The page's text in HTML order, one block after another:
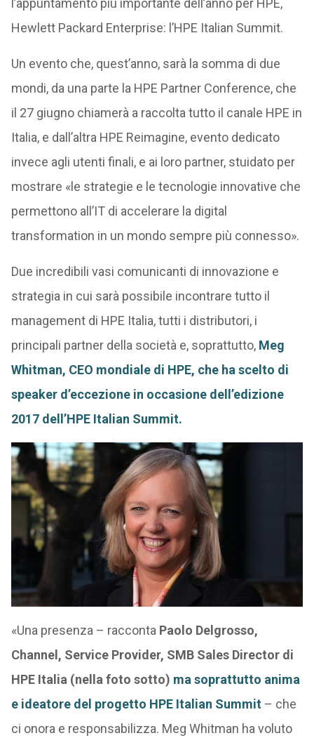
l’appuntamento più importante dell’anno per HPE,
Hewlett Packard Enterprise: l’HPE Italian Summit.
Un evento che, quest’anno, sarà la somma di due
mondi, da una parte la HPE Partner Conference, che
il 27 giugno chiamerà a raccolta tutto il canale HPE in
Italia, e dall’altra HPE Reimagine, evento dedicato
invece agli utenti finali, e ai loro partner, stuidato per
mostrare «le strategie e le tecnologie innovative che
permettono all’IT di accelerare la digital
transformation in un mondo sempre più connesso».
Due incredibili vasi comunicanti di innovazione e
strategia in cui sarà possibile incontrare tutto il
management di HPE Italia, tutti i distributori, i
principali partner della società e, soprattutto, Meg
Whitman, CEO mondiale di HPE, che ha scelto di
speaker d’eccezione in occasione dell’edizione
2017 dell’HPE Italian Summit.
«Una presenza – racconta Paolo Delgrosso,
Channel, Service Provider, SMB Sales Director di
HPE Italia (nella foto sotto) ma soprattutto anima
e ideatore del progetto HPE Italian Summit– che
ci onora e responsabilizza. Meg Whitman ha voluto